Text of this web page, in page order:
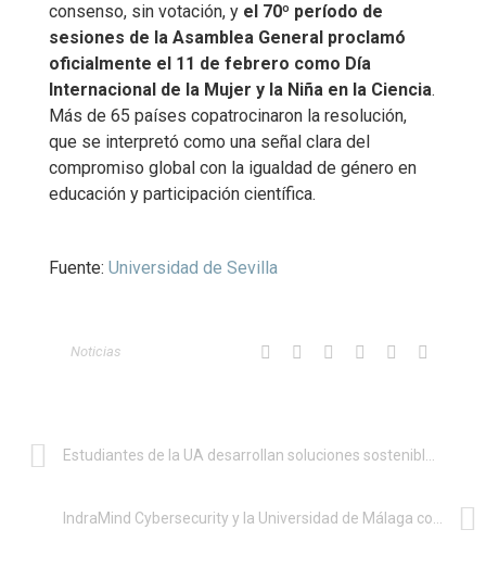
consenso, sin votación, y el 70º período de
sesiones de la Asamblea General proclamó
oficialmente el 11 de febrero como Día
Internacional de la Mujer y la Niña en la Ciencia.
Más de 65 países copatrocinaron la resolución,
que se interpretó como una señal clara del
compromiso global con la igualdad de género en
educación y participación científica.
Fuente: Universidad de Sevilla
Noticias